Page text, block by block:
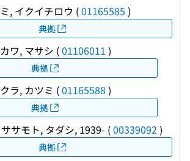
, イクイチロウ (01165585 )
典拠
ワ, マサシ (01106011 )
典拠
ラ, カツミ (01165588 )
典拠
ササモト, タダシ, 1939- (00339092 )
典拠